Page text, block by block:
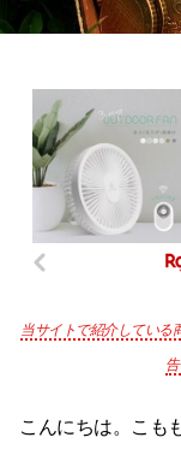
当サイトで紹介している
こんにちは。こも